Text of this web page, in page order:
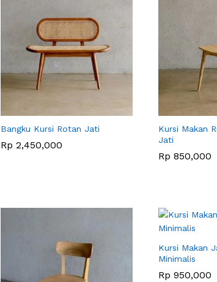
Bangku Kursi Rotan Jati
Rp 2,450,000
Rp 2,450,000
Kursi Makan
Jati
Rp 850,000
Rp 850,000
Kursi Makan
Minimalis
Rp 950,000
Rp 950,000